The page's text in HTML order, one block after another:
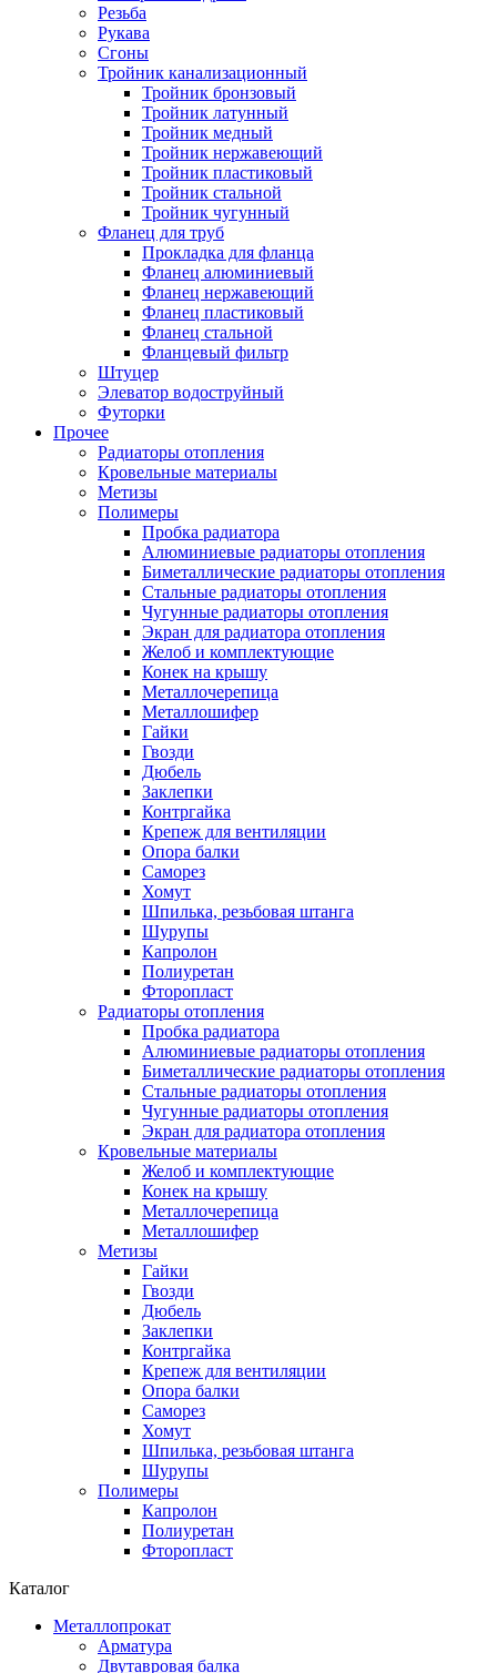
Резьба
Рукава
Сгоны
Тройник канализационный
Тройник бронзовый
Тройник латунный
Тройник медный
Тройник нержавеющий
Тройник пластиковый
Тройник стальной
Тройник чугунный
Фланец для труб
Прокладка для фланца
Фланец алюминиевый
Фланец нержавеющий
Фланец пластиковый
Фланец стальной
Фланцевый фильтр
Штуцер
Элеватор водоструйный
Футорки
Прочее
Радиаторы отопления
Кровельные материалы
Метизы
Полимеры
Пробка радиатора
Алюминиевые радиаторы отопления
Биметаллические радиаторы отопления
Стальные радиаторы отопления
Чугунные радиаторы отопления
Экран для радиатора отопления
Желоб и комплектующие
Конек на крышу
Металлочерепица
Металлошифер
Гайки
Гвозди
Дюбель
Заклепки
Контргайка
Крепеж для вентиляции
Опора балки
Саморез
Хомут
Шпилька, резьбовая штанга
Шурупы
Капролон
Полиуретан
Фторопласт
Радиаторы отопления
Пробка радиатора
Алюминиевые радиаторы отопления
Биметаллические радиаторы отопления
Стальные радиаторы отопления
Чугунные радиаторы отопления
Экран для радиатора отопления
Кровельные материалы
Желоб и комплектующие
Конек на крышу
Металлочерепица
Металлошифер
Метизы
Гайки
Гвозди
Дюбель
Заклепки
Контргайка
Крепеж для вентиляции
Опора балки
Саморез
Хомут
Шпилька, резьбовая штанга
Шурупы
Полимеры
Капролон
Полиуретан
Фторопласт
Каталог
Металлопрокат
Арматура
Двутавровая балка